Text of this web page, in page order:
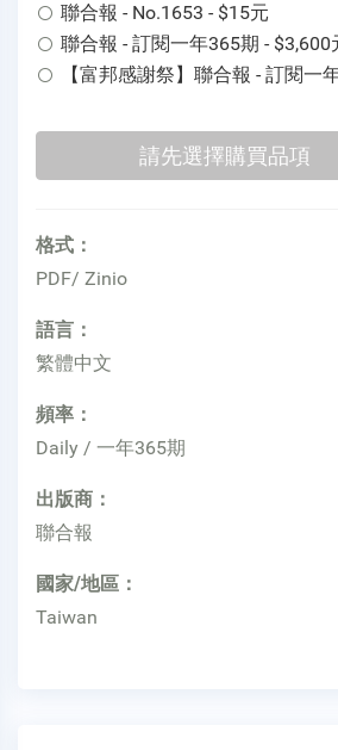
聯合報 - No.1653 - $15元
聯合報 - 訂閱一年365期 - $3,600
【富邦感謝祭】聯合報 - 訂閱一
格式：
PDF/ Zinio
語言：
繁體中文
頻率：
Daily / 一年365期
出版商：
聯合報
國家/地區：
Taiwan